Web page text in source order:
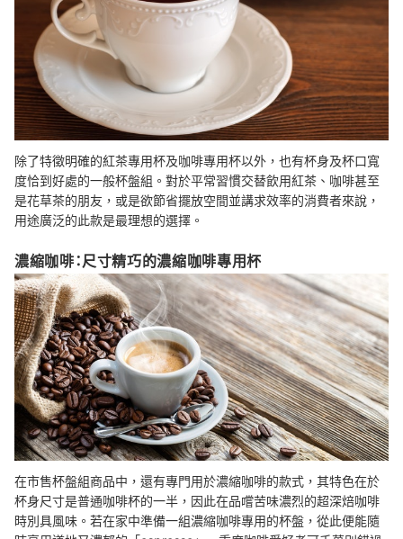
除了特徵明確的紅茶專用杯及咖啡專用杯以外，也有杯身及杯口寬
度恰到好處的一般杯盤組。對於平常習慣交替飲用紅茶、咖啡甚至
是花草茶的朋友，或是欲節省擺放空間並講求效率的消費者來說，
用途廣泛的此款是最理想的選擇。
濃縮咖啡：尺寸精巧的濃縮咖啡專用杯
在市售杯盤組商品中，還有專門用於濃縮咖啡的款式，其特色在於
杯身尺寸是普通咖啡杯的一半，因此在品嚐苦味濃烈的超深焙咖啡
時別具風味。若在家中準備一組濃縮咖啡專用的杯盤，從此便能隨